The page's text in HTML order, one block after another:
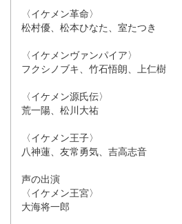
〈イケメン革命〉
松村優、松本ひなた、室たつき
〈イケメンヴァンパイア〉
フクシノブキ、竹石悟朗、上仁樹
〈イケメン源氏伝〉
荒一陽、松川大祐
〈イケメン王子〉
八神蓮、友常勇気、吉高志音
声の出演
〈イケメン王宮〉
大海将一郎